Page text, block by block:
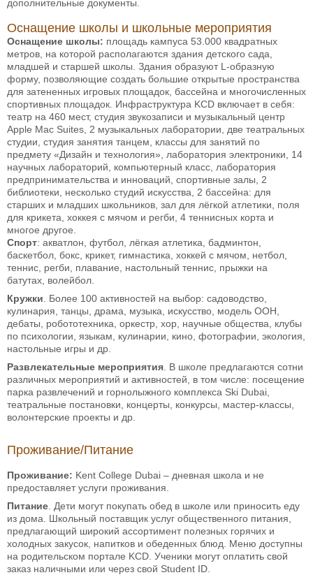
дополнительные документы.
Оснащение школы и школьные мероприятия
Оснащение школы: площадь кампуса 53.000 квадратных
метров, на которой располагаются здания детского сада,
младшей и старшей школы. Здания образуют L-образную
форму, позволяющие создать большие открытые пространства
для затененных игровых площадок, бассейна и многочисленных
спортивных площадок. Инфраструктура KCD включает в себя:
театр на 460 мест, студия звукозаписи и музыкальный центр
Apple Mac Suites, 2 музыкальных лаборатории, две театральных
студии, студия занятия танцем, классы для занятий по
предмету «Дизайн и технология», лаборатория электроники, 14
научных лабораторий, компьютерный класс, лаборатория
предпринимательства и инноваций, спортивные залы, 2
библиотеки, несколько студий искусства, 2 бассейна: для
старших и младших школьников, зал для лёгкой атлетики, поля
для крикета, хоккея с мячом и регби, 4 теннисных корта и
многое другое.
Спорт: акватлон, футбол, лёгкая атлетика, бадминтон,
баскетбол, бокс, крикет, гимнастика, хоккей с мячом, нетбол,
теннис, регби, плавание, настольный теннис, прыжки на
батутах, волейбол.
Кружки . Более 100 активностей на выбор: садоводство,
кулинария, танцы, драма, музыка, искусство, модель ООН,
дебаты, робототехника, оркестр, хор, научные общества, клубы
по психологии, языкам, кулинарии, кино, фотографии, экология,
настольные игры и др.
Развлекательные мероприятия . В школе предлагаются сотни
различных мероприятий и активностей, в том числе: посещение
парка развлечений и горнолыжного комплекса Ski Dubai,
театральные постановки, концерты, конкурсы, мастер-классы,
волонтерские проекты и др.
Проживание/Питание
Проживание: Kent College Dubai – дневная школа и не
предоставляет услуги проживания.
Питание . Дети могут покупать обед в школе или приносить еду
из дома. Школьный поставщик услуг общественного питания,
предлагающий широкий ассортимент полезных горячих и
холодных закусок, напитков и обеденных блюд. Меню доступны
на родительском портале KCD. Ученики могут оплатить свой
заказ наличными или через свой Student ID.